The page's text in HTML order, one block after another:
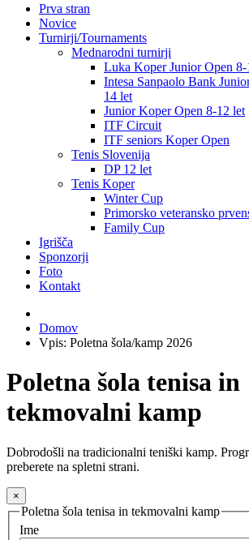
Prva stran
Novice
Turnirji/Tournaments
Mednarodni turnirji
Luka Koper Junior Open 8-
Intesa Sanpaolo Bank
14 let
Junior Koper Open 8-12 let
ITF Circuit
ITF seniors Koper Open
Tenis Slovenija
DP 12 let
Tenis Koper
Winter Cup
Primorsko veteransko
Family Cup
Igrišča
Sponzorji
Foto
Kontakt
Domov
Vpis: Poletna šola/kamp 2026
Poletna šola tenisa in
tekmovalni kamp
Dobrodošli na tradicionalni teniški kamp.
preberete na spletni strani.
×
Poletna šola tenisa in tekmovalni kamp
Ime